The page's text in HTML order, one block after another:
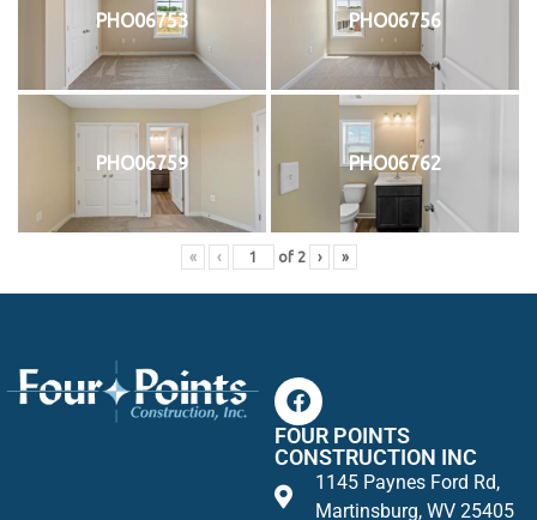
PHO06753 PHO06756
PHO06759 PHO06762
« ‹ of 2 › »
FOUR POINTS
CONSTRUCTION INC
1145 Paynes Ford Rd,
Martinsburg, WV 25405